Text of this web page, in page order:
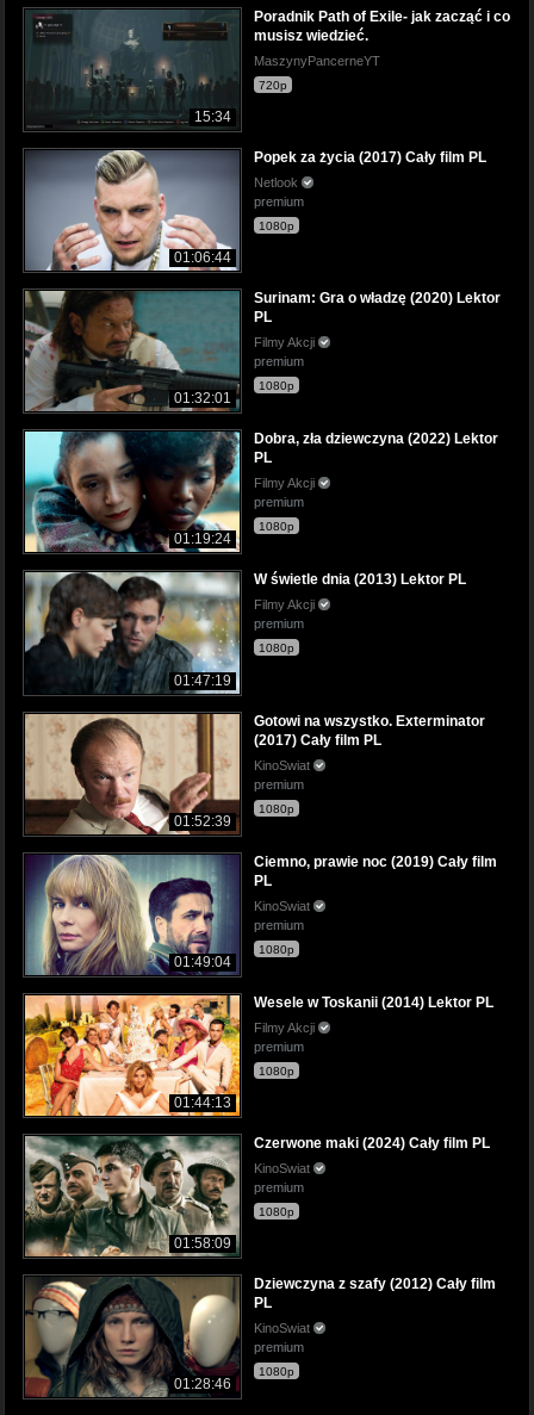
15:34
Poradnik Path of Exile- jak zacząć i co
musisz wiedzieć.
MaszynyPancerneYT
720p
01:06:44
Popek za życia (2017) Cały film PL
Netlook
premium
1080p
01:32:01
Surinam: Gra o władzę (2020) Lektor
PL
Filmy Akcji
premium
1080p
01:19:24
Dobra, zła dziewczyna (2022) Lektor
PL
Filmy Akcji
premium
1080p
01:47:19
W świetle dnia (2013) Lektor PL
Filmy Akcji
premium
1080p
01:52:39
Gotowi na wszystko. Exterminator
(2017) Cały film PL
KinoSwiat
premium
1080p
01:49:04
Ciemno, prawie noc (2019) Cały film
PL
KinoSwiat
premium
1080p
01:44:13
Wesele w Toskanii (2014) Lektor PL
Filmy Akcji
premium
1080p
01:58:09
Czerwone maki (2024) Cały film PL
KinoSwiat
premium
1080p
01:28:46
Dziewczyna z szafy (2012) Cały film
PL
KinoSwiat
premium
1080p